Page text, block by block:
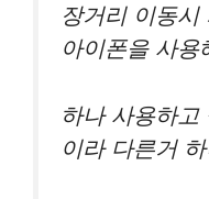
장거리 이동
아이폰을 사용
하나 사용하
이라 다른거